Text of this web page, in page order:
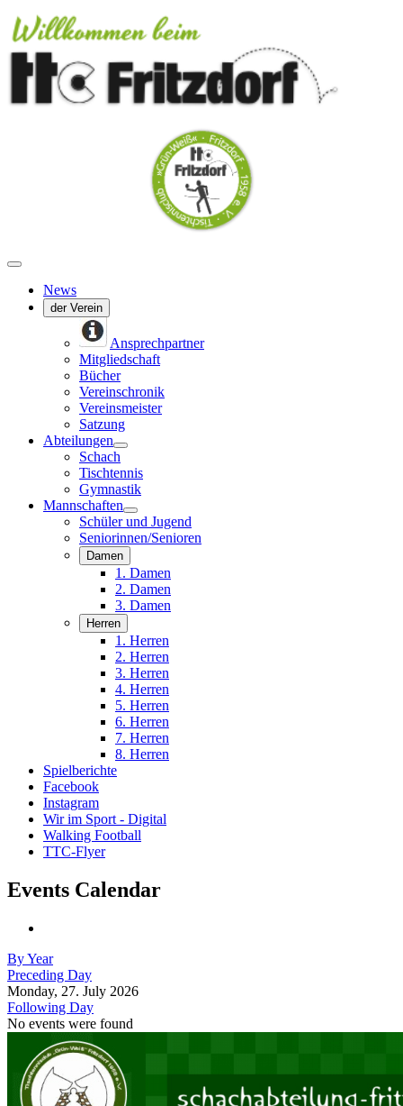
News
der Verein
Ansprechpartner
Mitgliedschaft
Bücher
Vereinschronik
Vereinsmeister
Satzung
Abteilungen
Schach
Tischtennis
Gymnastik
Mannschaften
Schüler und Jugend
Seniorinnen/Senioren
Damen
1. Damen
2. Damen
3. Damen
Herren
1. Herren
2. Herren
3. Herren
4. Herren
5. Herren
6. Herren
7. Herren
8. Herren
Spielberichte
Facebook
Instagram
Wir im Sport - Digital
Walking Football
TTC-Flyer
Events Calendar
By Year
Preceding Day
Monday, 27. July 2026
Following Day
No events were found